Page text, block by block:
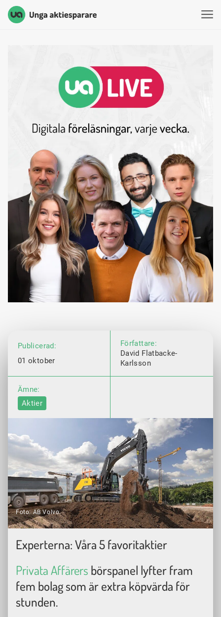
Unga Aktiesparare
Publicerad:
01 oktober
Författare:
David Flatbacke-
Karlsson
Ämne:
Aktier
Foto: AB Volvo.
Experterna: Våra 5 favoritaktier
Privata Affärers börspanel lyfter fram
fem bolag som är extra köpvärda för
stunden.